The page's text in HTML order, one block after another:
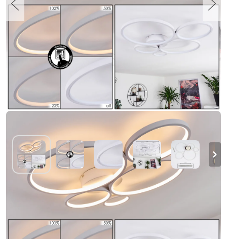
Rodekro Plafondlamp Wit, 1-licht
-2% € 233,99